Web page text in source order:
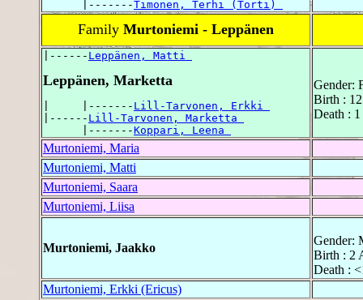
      |-------
Timonen, Terhi (Torti)
Family Murtoniemi - Leppänen
|------ Leppänen, Matti
Leppänen, Marketta
|     |------- Lill-Tarvonen, Erkki
|------ Lill-Tarvonen, Marketta
      |-------
Koppari, Leena
Gender:
Birth :
Death :
Murtoniemi, Maria
Murtoniemi, Matti
Murtoniemi, Saara
Murtoniemi, Liisa
Murtoniemi, Jaakko
Gender:
Birth : 2
Death :
Murtoniemi, Erkki (Ericus)